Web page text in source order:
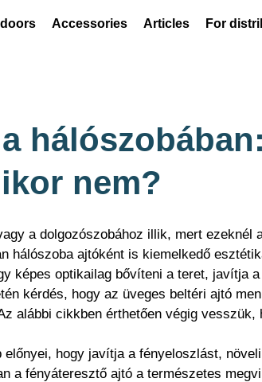
Accessories Articles For
hálószobában:
nem?
a dolgozószobához illik, mert ezeknél
hálószoba ajtóként is kiemelkedő
képes optikailag bővíteni a teret, javítja
kérdés, hogy az üveges beltéri ajtó
alábbi cikkben érthetően végig vesszük,
hogy javítja a fényeloszlást,
a fényáteresztő ajtó a természetes